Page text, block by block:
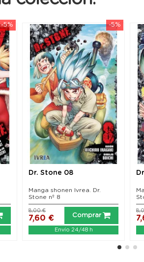
-5% -5%
Dr. Stone 08
Manga shonen Ivrea. Dr.
Stone nº 8
7,60 €
8,00 €
Comprar
Envío 24/48 h